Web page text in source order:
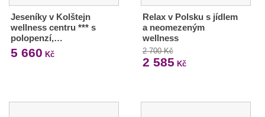
Jeseníky v Kolštejn
wellness centru *** s
polopenzí,…
5 660 Kč
Relax v Polsku s jídlem
a neomezeným
wellness
2 700 Kč
2 585 Kč